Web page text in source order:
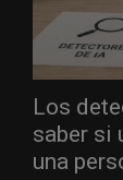
Los
saber si
una